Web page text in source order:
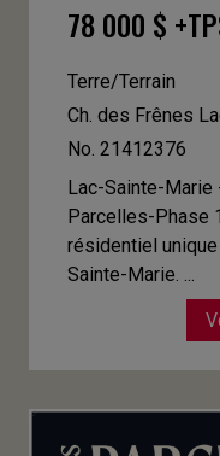
78 000 $
Terre/Terrain
Ch. des Frênes
No. 21412376
Lac-Sainte-
Parcelles-Phase
résidentiel
Sainte-Marie. ...